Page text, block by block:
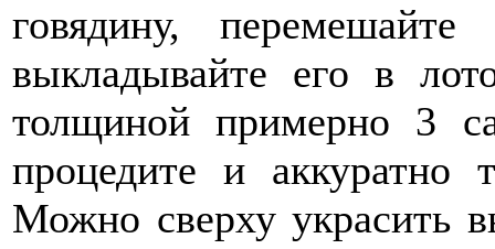
говядину,
выкладывайте его в
толщиной примерно 3
процедите и аккуратно
Можно сверху украсить